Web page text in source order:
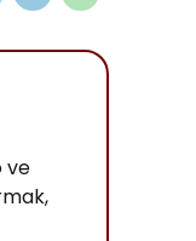
ve